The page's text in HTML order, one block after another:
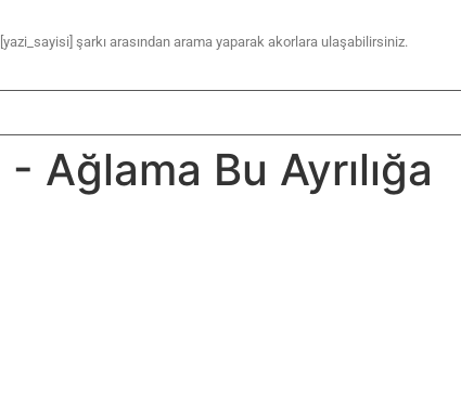
[yazi_sayisi] şarkı arasından arama yaparak akorlara ulaşabilirsiniz.
- Ağlama Bu Ayrılığa